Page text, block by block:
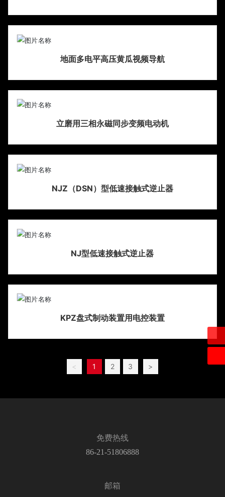
地面多电平高压黄瓜视频导航
立磨用三相永磁同步变频电动机
NJZ（DSN）型低速接触式逆止器
NJ型低速接触式逆止器
KPZ盘式制动装置用电控装置
< 1 2 3 >
免费热线
86-21-51806888
邮箱